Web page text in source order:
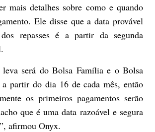
mais detalhes sobre como e quando
Ele disse que a data provável
repasses é a partir da segunda
será do Bolsa Família e o Bolsa
partir do dia 16 de cada mês, então
os primeiros pagamentos serão
que é uma data razoável e segura
afirmou Onyx.